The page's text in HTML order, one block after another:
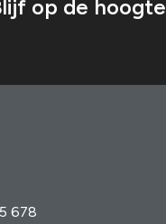
op de hoogte
678